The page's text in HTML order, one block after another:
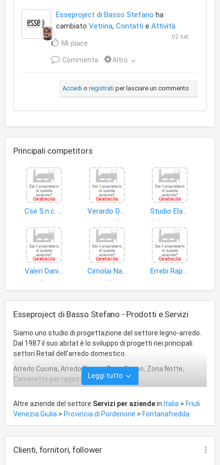
Esseproject di Basso Stefano ha
cambiato Vetrina, Contatti e Attività
02 set
Mi piace
Commenta Altro
Accedi o registrati per lasciare un commento
Principali competitors
Cse S.n.c. di Fanelli Carlo & Zanet Roberto
trasporti
Verardo Dario
Studio Elaborazione Dati S.n.c. di Spadotto Francesca & C
Valeri Daniele
pellicce
Cimolai Nadia
Errebi Rappresentanze di Roberto Bonaldo
Esseproject di Basso Stefano - Prodotti e Servizi
Siamo uno studio di progettazione del settore legno-arredo.
Dal 1987 il suo abitat è lo sviluppo di progetti nei principali
settori Retail dell'arredo domestico.
Arredo Cucina, Arredo Bagno, Zona Giorno, Zona Notte,
Camerette per ragazzi.
limitano esclusivamente alla fornitura dei propri prodotti, ma
anche di realizzare l'intero progetto degli arredi nei settori
Hotel & Resort, Residential, Marine.
Leggi tutto
Altre aziende del settore Servizi per aziendein Italia > Friuli
Venezia Giulia > Provincia di Pordenone > Fontanafredda
Clienti, fornitori, follower